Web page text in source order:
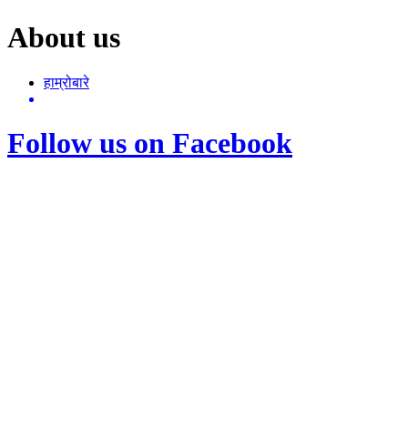
About us
हाम्रोबारे
Follow us on Facebook